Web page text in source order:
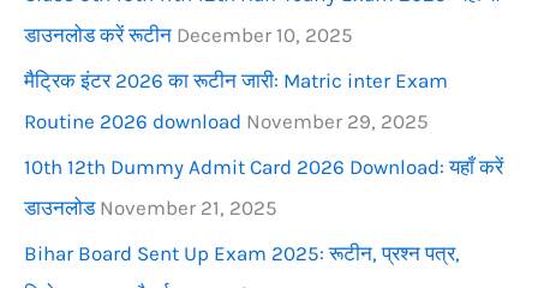
डाउनलोड करें रूटीन December 10, 2025
मैट्रिक इंटर 2026 का रूटीन जारी: Matric inter Exam
Routine 2026 download November 29, 2025
10th 12th Dummy Admit Card 2026 Download: यहाँ करें
डाउनलोड November 21, 2025
Bihar Board Sent Up Exam 2025: रूटीन, प्रश्न पत्र,